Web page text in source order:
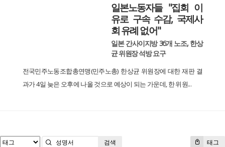
일본노동자들 "집회 이
유로 구속 수감, 국제사
회 유례 없어"
일본 간사이지방 36개 노조, 한상
균 위원장 석방 요구
전국민주노동조합총연맹(민주노총) 한상균 위원장에 대한 재판 결
과가 4일 늦은 오후에 나올 것으로 예상이 되는 가운데, 한 위원...
태그
검색